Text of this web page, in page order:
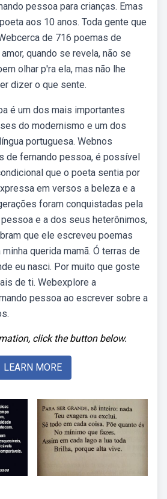
pessoa para crianças. Emas
aos 10 anos. Toda gente que
de 716 poemas de
quando se revela, não se
olhar p'ra ela, mas não lhe
dizer o que sente.
é um dos mais importantes
do modernismo e um dos
portuguesa. Webnos
de fernando pessoa, é possível
que o poeta sentia por
em versos a beleza e a
foram conquistadas pela
e a dos seus heterônimos,
que ele escreveu poemas
querida mamã. Ó terras de
eu nasci. Por muito que goste
de ti. Webexplore a
pessoa ao escrever sobre a
click the button below.
LEARN MORE